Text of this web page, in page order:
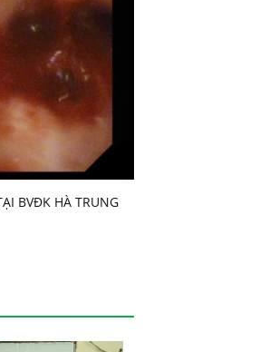
BVĐK HÀ TRUNG